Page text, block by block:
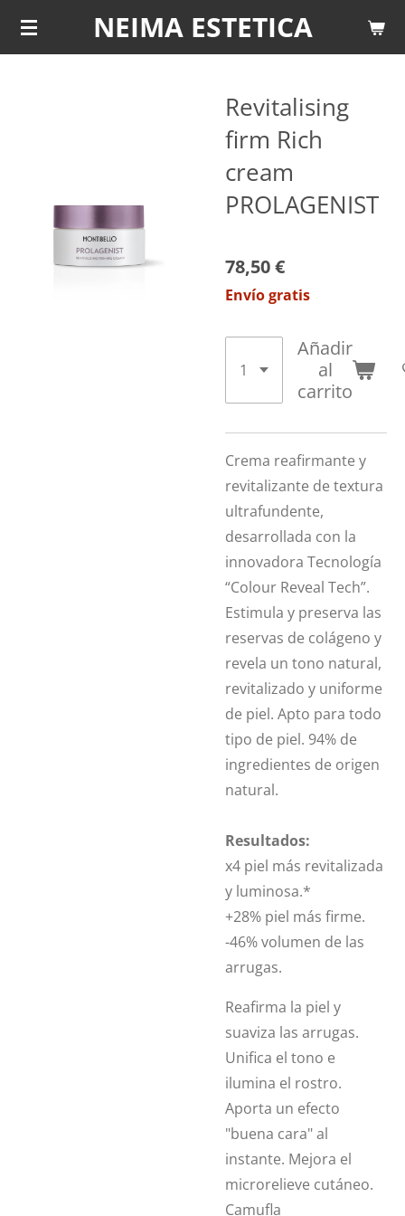
NEIMA ESTETICA
Revitalising
firm Rich
cream
PROLAGENIST
78,50 €
Envío gratis
Añadir
al
carrito
Crema reafirmante y
revitalizante de textura
ultrafundente,
desarrollada con la
innovadora Tecnología
“Colour Reveal Tech”.
Estimula y preserva las
reservas de colágeno y
revela un tono natural,
revitalizado y uniforme
de piel. Apto para todo
tipo de piel. 94% de
ingredientes de origen
natural.
Resultados:
x4 piel más revitalizada
y luminosa.*
+28% piel más firme.
-46% volumen de las
arrugas.
Reafirma la piel y
suaviza las arrugas.
Unifica el tono e
ilumina el rostro.
Aporta un efecto
"buena cara" al
instante. Mejora el
microrelieve cutáneo.
Camufla